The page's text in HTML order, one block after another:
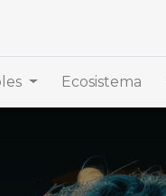
Ecosistema